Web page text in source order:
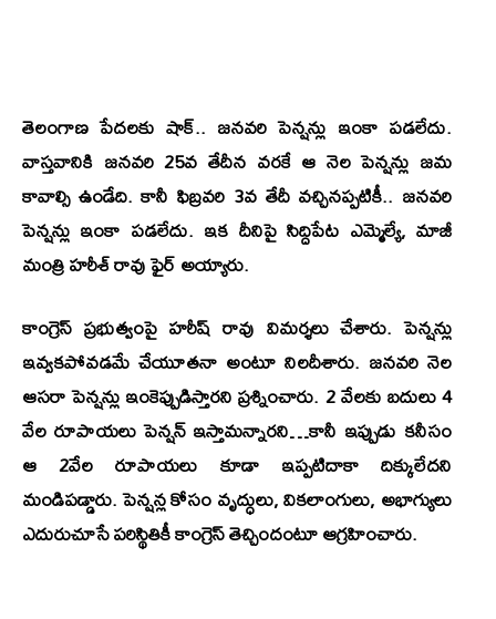
తెలంగాణ పేదలకు షాక్.. జనవరి పెన్షన్లు ఇంకా పడలేదు.
వాస్తవానికి జనవరి 25వ తేదీన వరకే ఆ నెల పెన్షన్లు జమ
కావాల్సి ఉండేది. కానీ ఫిబ్రవరి 3వ తేదీ వచ్చినప్పటికీ.. జనవరి
పెన్షన్లు ఇంకా పడలేదు. ఇక దీనిపై సిద్దిపేట ఎమ్మెల్యే, మాజీ
మంత్రి హరీశ్ రావు ఫైర్ అయ్యారు.
కాంగ్రెస్ ప్రభుత్వంపై హరీష్ రావు విమర్శలు చేశారు. పెన్షన్లు
ఇవ్వకపోవడమే చేయూతనా అంటూ నిలదీశారు. జనవరి నెల
ఆసరా పెన్షన్లు ఇంకెప్పుడిస్తారని ప్రశ్నించారు. 2 వేలకు బదులు 4
వేల రూపాయలు పెన్షన్ ఇస్తామన్నారని…కానీ ఇప్పుడు కనీసం
ఆ 2వేల రూపాయలు కూడా ఇప్పటిదాకా దిక్కులేదని
మండిపడ్డారు. పెన్షన్ల కోసం వృద్ధులు, వికలాంగులు, అభాగ్యులు
ఎదురుచూసే పరిస్థితికీ కాంగ్రెస్ తెచ్చిందంటూ ఆగ్రహించారు.